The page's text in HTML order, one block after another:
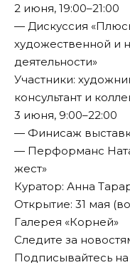
2 июня, 19:00–21:00
— Дискуссия
художественной и
деятельности»
Участники:
консультант и
3 июня, 9:00–22:00
— Финисаж
— Перформанс
жест»
Куратор: Анна
Открытие: 31 мая
Галерея «Корней»
Следите за
Подписывайтесь на